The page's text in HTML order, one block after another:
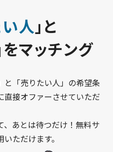
人」と
をマッチング
と「売りたい人」の希望条
直接オファーさせていただ
、あとは待つだけ！無料サ
ただけます。